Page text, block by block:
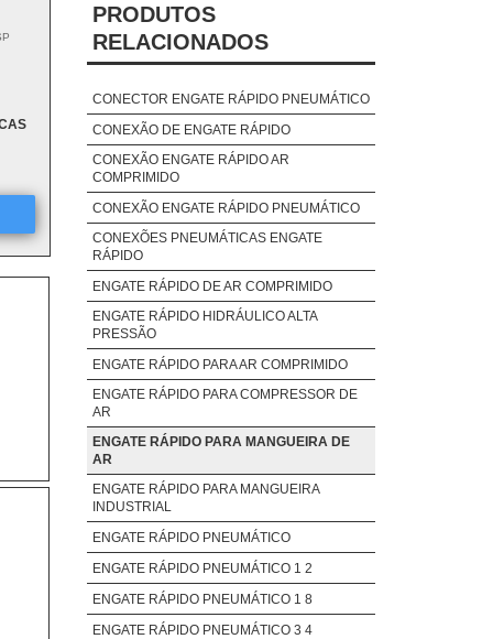
PRODUTOS
RELACIONADOS
CONECTOR ENGATE RÁPIDO PNEUMÁTICO
CONEXÃO DE ENGATE RÁPIDO
CONEXÃO ENGATE RÁPIDO AR
COMPRIMIDO
CONEXÃO ENGATE RÁPIDO PNEUMÁTICO
CONEXÕES PNEUMÁTICAS ENGATE
RÁPIDO
ENGATE RÁPIDO DE AR COMPRIMIDO
ENGATE RÁPIDO HIDRÁULICO ALTA
PRESSÃO
ENGATE RÁPIDO PARA AR COMPRIMIDO
ENGATE RÁPIDO PARA COMPRESSOR DE
AR
ENGATE RÁPIDO PARA MANGUEIRA DE
AR
ENGATE RÁPIDO PARA MANGUEIRA
INDUSTRIAL
ENGATE RÁPIDO PNEUMÁTICO
ENGATE RÁPIDO PNEUMÁTICO 1 2
ENGATE RÁPIDO PNEUMÁTICO 1 8
ENGATE RÁPIDO PNEUMÁTICO 3 4